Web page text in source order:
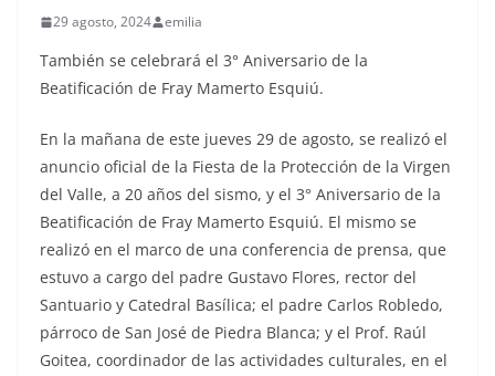
29 agosto, 2024 emilia
También se celebrará el 3° Aniversario de la
Beatificación de Fray Mamerto Esquiú.
En la mañana de este jueves 29 de agosto, se realizó el
anuncio oficial de la Fiesta de la Protección de la Virgen
del Valle, a 20 años del sismo, y el 3° Aniversario de la
Beatificación de Fray Mamerto Esquiú. El mismo se
realizó en el marco de una conferencia de prensa, que
estuvo a cargo del padre Gustavo Flores, rector del
Santuario y Catedral Basílica; el padre Carlos Robledo,
párroco de San José de Piedra Blanca; y el Prof. Raúl
Goitea, coordinador de las actividades culturales, en el